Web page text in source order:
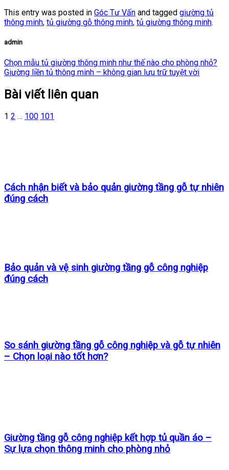
This entry was posted in Góc Tư Vấn and tagged giường tủ
thông minh, tủ giường gỗ thông minh, tủ giường thông minh.
admin
Chọn mẫu tủ giường thông minh như thế nào cho phòng nhỏ?
Giường liền tủ thông minh – không gian lưu trữ tuyệt vời
Bài viết liên quan
1 2 … 100 101
Cách nhận biết và bảo quản giường tầng gỗ tự nhiên
đúng cách
Bảo quản và vệ sinh giường tầng gỗ công nghiệp
đúng cách
So sánh giường tầng gỗ công nghiệp và gỗ tự nhiên
– Chọn loại nào tốt hơn?
Giường tầng gỗ công nghiệp kết hợp tủ quần áo –
Sự lựa chọn thông minh cho phòng nhỏ